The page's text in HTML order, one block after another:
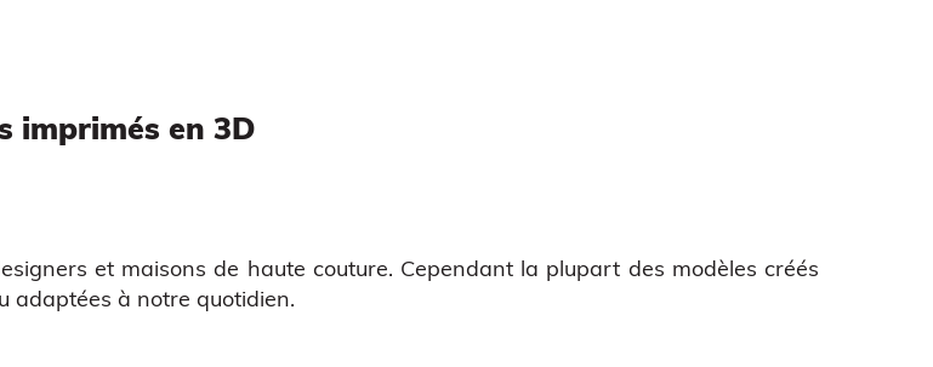
imprimés en 3D
et maisons de haute couture. Cependant la plupart des modèles créés
adaptées à notre quotidien.